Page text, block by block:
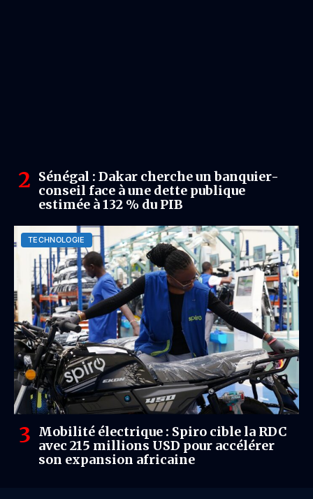
Sénégal : Dakar cherche un banquier-
conseil face à une dette publique
estimée à 132 % du PIB
TECHNOLOGIE
Mobilité électrique : Spiro cible la RDC
avec 215 millions USD pour accélérer
son expansion africaine